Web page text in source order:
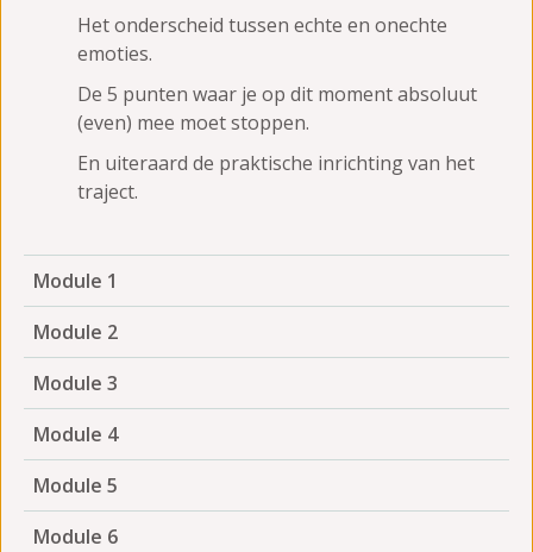
Het onderscheid tussen echte en onechte
emoties.
De 5 punten waar je op dit moment absoluut
(even) mee moet stoppen.
En uiteraard de praktische inrichting van het
traject.
Module 1
Module 2
Module 3
Module 4
Module 5
Module 6